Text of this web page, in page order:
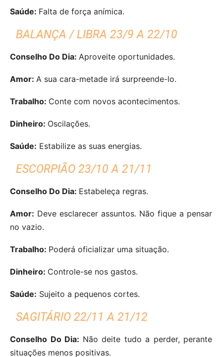
Saúde: Falta de força anímica.
BALANÇA / LIBRA 23/9 A 22/10
Conselho Do Dia: Aproveite oportunidades.
Amor: A sua cara-metade irá surpreende-lo.
Trabalho: Conte com novos acontecimentos.
Dinheiro: Oscilações.
Saúde: Estabilize as suas energias.
ESCORPIÃO 23/10 A 21/11
Conselho Do Dia: Estabeleça regras.
Amor: Deve esclarecer assuntos. Não fique a pensar
no vazio.
Trabalho: Poderá oficializar uma situação.
Dinheiro: Controle-se nos gastos.
Saúde: Sujeito a pequenos cortes.
SAGITÁRIO 22/11 A 21/12
Conselho Do Dia: Não deite tudo a perder, perante
situações menos positivas.